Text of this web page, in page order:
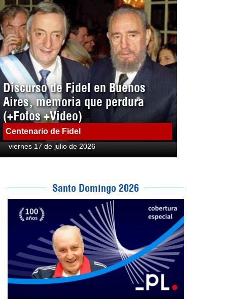
Discurso de Fidel en Buenos
Aires, memoria que perdura
(+Fotos +Video)
Centenario de Fidel
viernes 17 de julio de 2026
Santo Domingo 2026